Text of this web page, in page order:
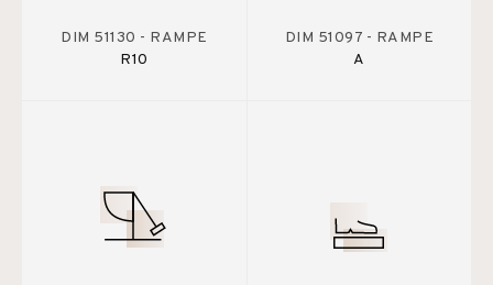
DIM 51130 - RAMPE
R10
DIM 51097 - RAMPE
A